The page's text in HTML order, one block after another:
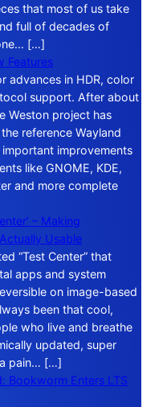
that most of us take
full of decades of
[…]
Features
advances in HDR, color
support. After about
Weston project has
reference Wayland
improvements
like GNOME, KDE,
and more complete
– Making
Usable
“Test Center” that
apps and system
on image-based
been that cool,
who live and breathe
updated, super
pain… […]
Bookworm Enters LTS